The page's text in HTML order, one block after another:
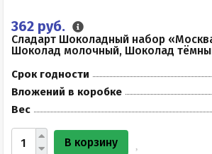
362 руб.
Сладарт Шоколадный набор
Шоколад молочный, Шоколад
Срок годности
Вложений в коробке
Вес
В корзину